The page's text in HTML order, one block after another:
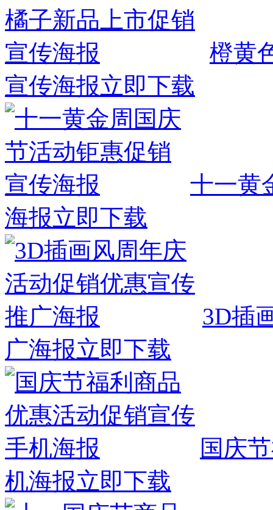
橙黄
宣传海报立即下载
十一黄
海报立即下载
3D插
广海报立即下载
国庆
机海报立即下载